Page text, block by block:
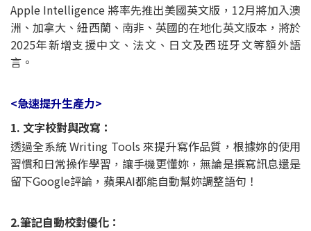
Apple Intelligence 將率先推出美國英文版，12月將加入澳
洲、加拿大、紐西蘭、南非、英國的在地化英文版本，將於
2025年新增支援中文、法文、日文及西班牙文等額外語
言。
<急速提升生產力>
1. 文字校對與改寫：
透過全系統 Writing Tools 來提升寫作品質，根據妳的使用
習慣和日常操作學習，讓手機更懂妳，無論是撰寫訊息還是
留下Google評論，蘋果AI都能自動幫妳調整語句！
2.筆記自動校對優化：